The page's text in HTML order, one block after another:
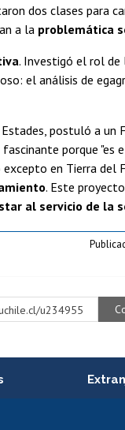
dos clases para
a la problemática
. Investigó el rol de
el análisis de
postuló a
porque "es
en Tierra del
. Este
al servicio de la
u234955